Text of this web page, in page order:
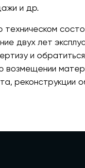
и др.
двух лет
и
возмещении
реконструкции